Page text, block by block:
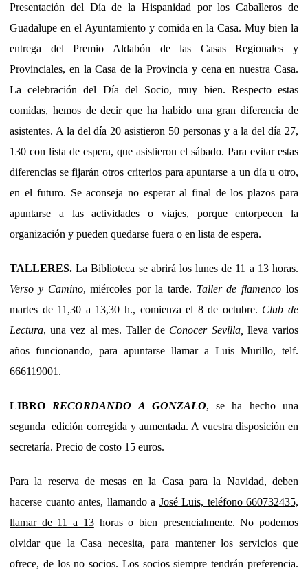
Presentación del Día de la Hispanidad por los Caballeros de
Guadalupe en el Ayuntamiento y comida en la Casa. Muy bien la
entrega del Premio Aldabón de las Casas Regionales y
Provinciales, en la Casa de la Provincia y cena en nuestra Casa.
La celebración del Día del Socio, muy bien. Respecto estas
comidas, hemos de decir que ha habido una gran diferencia de
asistentes. A la del día 20 asistieron 50 personas y a la del día 27,
130 con lista de espera, que asistieron el sábado. Para evitar estas
diferencias se fijarán otros criterios para apuntarse a un día u otro,
en el futuro. Se aconseja no esperar al final de los plazos para
apuntarse a las actividades o viajes, porque entorpecen la
organización y pueden quedarse fuera o en lista de espera.
TALLERES. La Biblioteca se abrirá los lunes de 11 a 13 horas.
Verso y Camino, miércoles por la tarde. Taller de flamenco los
martes de 11,30 a 13,30 h., comienza el 8 de octubre. Club de
Lectura, una vez al mes. Taller de Conocer Sevilla, lleva varios
años funcionando, para apuntarse llamar a Luis Murillo, telf.
666119001.
LIBRO RECORDANDO A GONZALO, se ha hecho una
segunda edición corregida y aumentada. A vuestra disposición en
secretaría. Precio de costo 15 euros.
Para la reserva de mesas en la Casa para la Navidad, deben
hacerse cuanto antes, llamando a José Luis, teléfono 660732435,
llamar de 11 a 13horas o bien presencialmente. No podemos
olvidar que la Casa necesita, para mantener los servicios que
ofrece, de los no socios. Los socios siempre tendrán preferencia.